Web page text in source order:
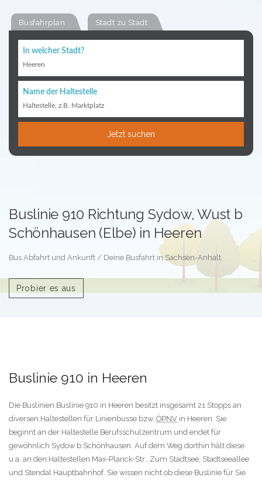
Busfahrplan Stadt zu Stadt
In welcher Stadt?
Heeren
Name der Haltestelle
Haltestelle, z.B. Marktplatz
Jetzt suchen
Buslinie 910 Richtung Sydow, Wust b
Schönhausen (Elbe) in Heeren
Bus Abfahrt und Ankunft / Deine Busfahrt in Sachsen-Anhalt
Probier es aus
Buslinie 910 in Heeren
Die Buslinien Buslinie 910 in Heeren besitzt insgesamt 21 Stopps an
diversen Haltestellen für Linienbusse bzw. ÖPNV in Heeren. Sie
beginnt an der Haltestelle Berufsschulzentrum und endet für
gewöhnlich Sydow b Schönhausen. Auf dem Weg dorthin hält diese
u.a. an den Haltestellen Max-Planck-Str., Zum Stadtsee, Stadtseeallee
und Stendal Hauptbahnhof. Sie wissen nicht ob diese Buslinie für Sie